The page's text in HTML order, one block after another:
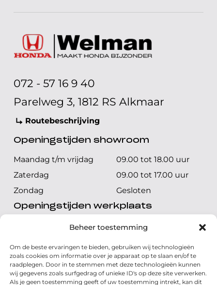
Beheer toestemming
Om de beste ervaringen te bieden, gebruiken wij technologieën
zoals cookies om informatie over je apparaat op te slaan en/of te
raadplegen. Door in te stemmen met deze technologieën kunnen
wij gegevens zoals surfgedrag of unieke ID's op deze site verwerken.
Als je geen toestemming geeft of uw toestemming intrekt, kan dit
072 - 57 16 9 40
Parelweg 3, 1812 RS Alkmaar
Routebeschrijving
Openingstijden showroom
Maandag t/m vrijdag
09.00 tot 18.00 uur
Zaterdag
09.00 tot 17.00 uur
Zondag
Gesloten
Openingstijden werkplaats
Maandag t/m vrijdag
08.00 tot 17.00 uur
Zondag
Gesloten
Volg ons